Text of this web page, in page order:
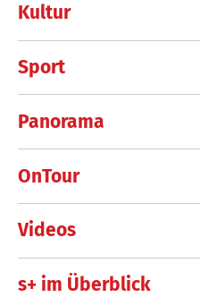
Kultur
Sport
Panorama
OnTour
Videos
s+ im Überblick